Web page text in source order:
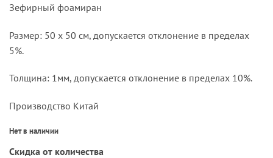
Зефирный фоамиран
Размер: 50 х 50 см, допускается отклонение в пределах
5%.
Толщина: 1мм, допускается отклонение в пределах 10%.
Производство Китай
Нет в наличии
Скидка от количества